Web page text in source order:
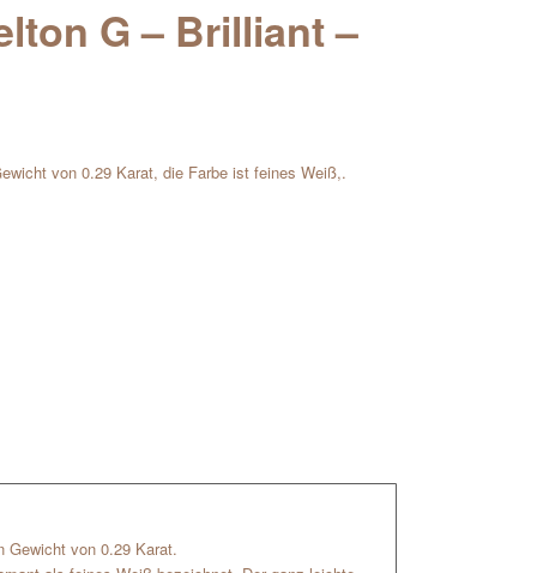
G – Brilliant –
von 0.29 Karat, die Farbe ist feines Weiß,.
Gewicht von 0.29 Karat.